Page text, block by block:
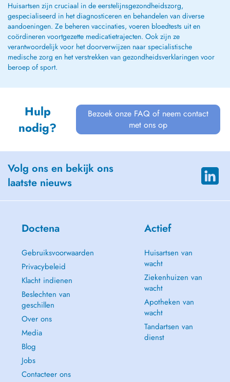
Huisartsen zijn cruciaal in de eerstelijnsgezondheidszorg,
gespecialiseerd in het diagnosticeren en behandelen van diverse
aandoeningen. Ze beheren vaccinaties, voeren bloedtests uit en
coördineren voortgezette medicatietrajecten. Ook zijn ze
verantwoordelijk voor het doorverwijzen naar specialistische
medische zorg en het verstrekken van gezondheidsverklaringen voor
beroep of sport.
Hulp
nodig?
Bezoek onze FAQ of neem contact
met ons op
Volg ons en bekijk ons
laatste nieuws
Doctena
Gebruiksvoorwaarden
Privacybeleid
Klacht indienen
Beslechten van
geschillen
Over ons
Media
Blog
Jobs
Contacteer ons
Actief
Huisartsen van
wacht
Ziekenhuizen van
wacht
Apotheken van
wacht
Tandartsen van
dienst